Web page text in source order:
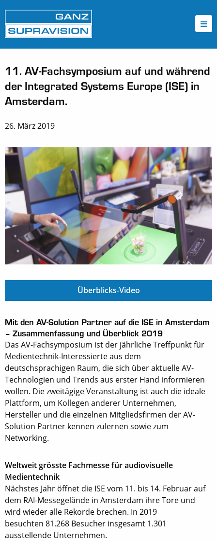
11. AV-Fachsymposium auf und während
der Integrated Systems Europe (ISE) in
Amsterdam.
26. März 2019
Überblicks-Video
Mit den AV-Solution Partner auf die ISE in Amsterdam
– Zusammenfassung und Überblick 2019
Das AV-Fachsymposium ist der jährliche Treffpunkt für
Medientechnik-Interessierte aus dem
deutschsprachigen Raum, die sich über aktuelle AV-
Technologien und Trends aus erster Hand informieren
wollen. Die zweitägige Veranstaltung ist auch die ideale
Plattform, um Kollegen anderer Unternehmen,
Hersteller und die einzelnen Mitgliedsfirmen der AV-
Solution Partner kennen zulernen sowie zum
Networking.
Weltweit grösste Fachmesse für audiovisuelle
Medientechnik
Nächstes Jahr öffnet die ISE vom 11. bis 14. Februar auf
dem RAI-Messegelände in Amsterdam ihre Tore und
wird wieder alle Rekorde brechen. In 2019
besuchten 81.268 Besucher insgesamt 1.301
ausstellende Unternehmen.